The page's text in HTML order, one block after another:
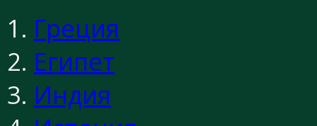
Греция
Египет
Индия